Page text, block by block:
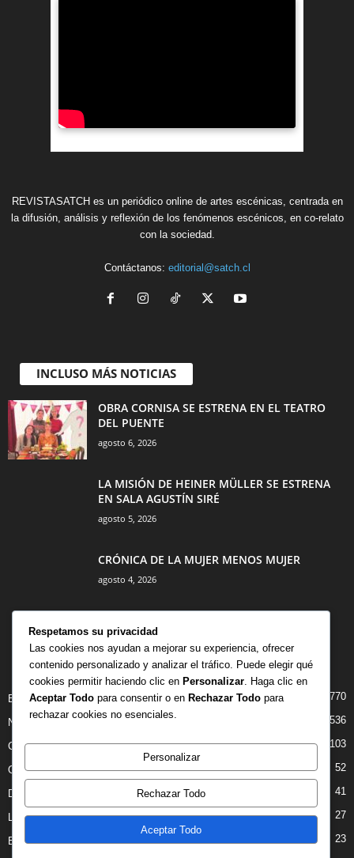
REVISTASATCH es un periódico online de artes escénicas, centrada en
la difusión, análisis y reflexión de los fenómenos escénicos, en co-relato
con la sociedad.
Contáctanos: editorial@satch.cl
INCLUSO MÁS NOTICIAS
OBRA CORNISA SE ESTRENA EN EL TEATRO
DEL PUENTE
agosto 6, 2026
LA MISIÓN DE HEINER MÜLLER SE ESTRENA
EN SALA AGUSTÍN SIRÉ
agosto 5, 2026
CRÓNICA DE LA MUJER MENOS MUJER
agosto 4, 2026
CATEGORÍA POPULAR
BIBLIOTECA 770
NOTICIAS 536
CRITICAS 103
OPINION 52
DANZA 41
LIBROS 27
ENTREVISTAS 23
Respetamos su privacidad
Las cookies nos ayudan a mejorar su experiencia, ofrecer
contenido personalizado y analizar el tráfico. Puede elegir qué
cookies permitir haciendo clic en Personalizar . Haga clic en
Aceptar Todo para consentir o en Rechazar Todo para
rechazar cookies no esenciales.
Personalizar
Rechazar Todo
Aceptar Todo